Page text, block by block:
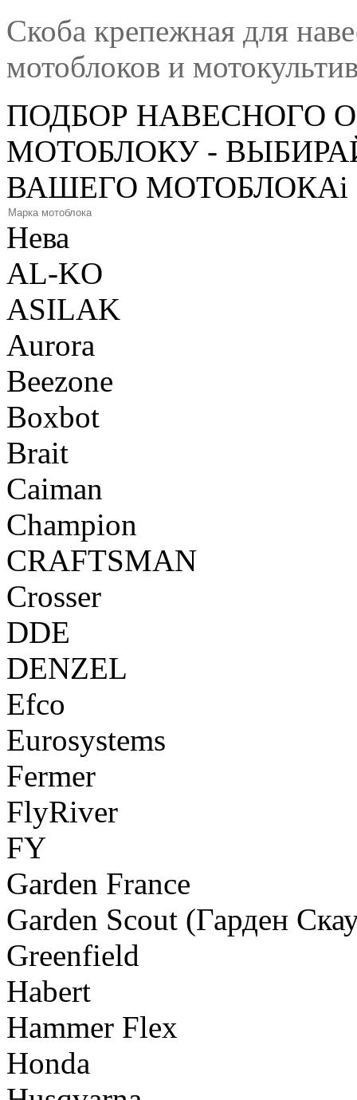
Скоба крепежная для
мотоблоков и
ПОДБОР НАВЕСНОГО
МОТОБЛОКУ -
ВАШЕГО МОТОБЛОКАi
Нева
AL-KO
ASILAK
Aurora
Beezone
Boxbot
Brait
Caiman
Champion
CRAFTSMAN
Crosser
DDE
DENZEL
Efco
Eurosystems
Fermer
FlyRiver
FY
Garden France
Garden Scout (Гарден
Greenfield
Habert
Hammer Flex
Honda